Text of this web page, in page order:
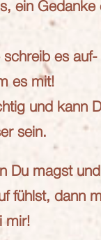
ein Gedanke
schreib es auf-
es mit!
und kann
sein.
Du magst
fühlst, dann
mir!